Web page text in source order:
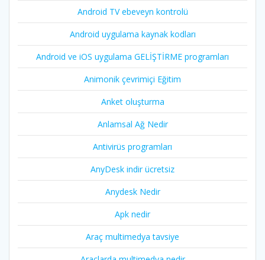
Android TV ebeveyn kontrolü
Android uygulama kaynak kodları
Android ve iOS uygulama GELİŞTİRME programları
Animonik çevrimiçi Eğitim
Anket oluşturma
Anlamsal Ağ Nedir
Antivirüs programları
AnyDesk indir ücretsiz
Anydesk Nedir
Apk nedir
Araç multimedya tavsiye